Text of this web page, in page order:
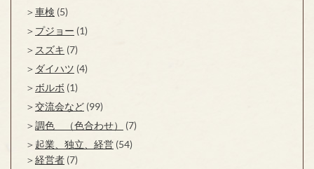
車検 (5)
プジョー (1)
スズキ (7)
ダイハツ (4)
ボルボ (1)
交流会など (99)
調色 （色合わせ）
(7)
起業、独立、経営 (54)
経営者 (7)